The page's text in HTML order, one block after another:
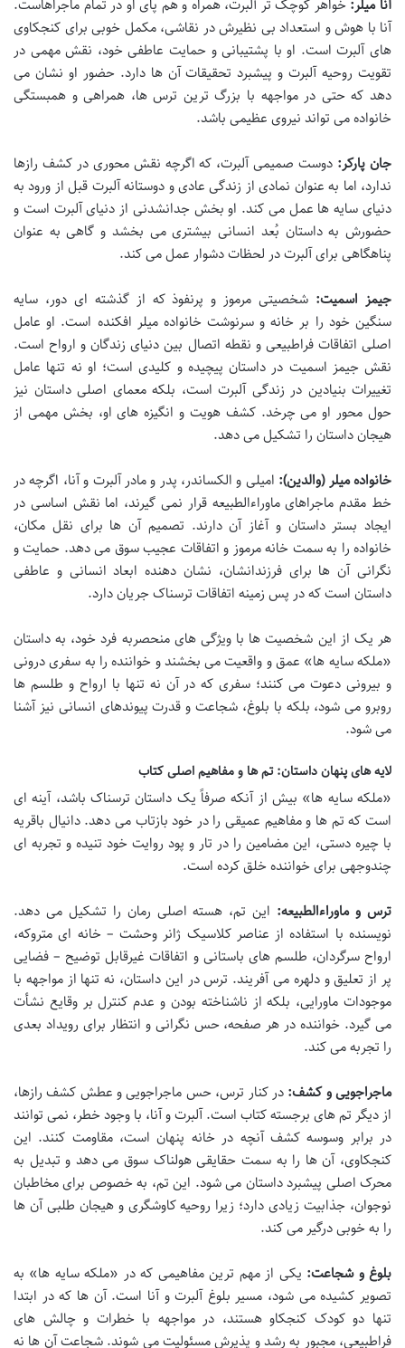
آنا میلر: خواهر کوچک تر آلبرت، همراه و هم پای او در تمام ماجراهاست.
آنا با هوش و استعداد بی نظیرش در نقاشی، مکمل خوبی برای کنجکاوی
های آلبرت است. او با پشتیبانی و حمایت عاطفی خود، نقش مهمی در
تقویت روحیه آلبرت و پیشبرد تحقیقات آن ها دارد. حضور او نشان می
دهد که حتی در مواجهه با بزرگ ترین ترس ها، همراهی و همبستگی
خانواده می تواند نیروی عظیمی باشد.
جان پارکر: دوست صمیمی آلبرت، که اگرچه نقش محوری در کشف رازها
ندارد، اما به عنوان نمادی از زندگی عادی و دوستانه آلبرت قبل از ورود به
دنیای سایه ها عمل می کند. او بخش جدانشدنی از دنیای آلبرت است و
حضورش به داستان بُعد انسانی بیشتری می بخشد و گاهی به عنوان
پناهگاهی برای آلبرت در لحظات دشوار عمل می کند.
جیمز اسمیت: شخصیتی مرموز و پرنفوذ که از گذشته ای دور، سایه
سنگین خود را بر خانه و سرنوشت خانواده میلر افکنده است. او عامل
اصلی اتفاقات فراطبیعی و نقطه اتصال بین دنیای زندگان و ارواح است.
نقش جیمز اسمیت در داستان پیچیده و کلیدی است؛ او نه تنها عامل
تغییرات بنیادین در زندگی آلبرت است، بلکه معمای اصلی داستان نیز
حول محور او می چرخد. کشف هویت و انگیزه های او، بخش مهمی از
هیجان داستان را تشکیل می دهد.
خانواده میلر (والدین): امیلی و الکساندر، پدر و مادر آلبرت و آنا، اگرچه در
خط مقدم ماجراهای ماوراءالطبیعه قرار نمی گیرند، اما نقش اساسی در
ایجاد بستر داستان و آغاز آن دارند. تصمیم آن ها برای نقل مکان،
خانواده را به سمت خانه مرموز و اتفاقات عجیب سوق می دهد. حمایت و
نگرانی آن ها برای فرزندانشان، نشان دهنده ابعاد انسانی و عاطفی
داستان است که در پس زمینه اتفاقات ترسناک جریان دارد.
هر یک از این شخصیت ها با ویژگی های منحصربه فرد خود، به داستان
«ملکه سایه ها» عمق و واقعیت می بخشند و خواننده را به سفری درونی
و بیرونی دعوت می کنند؛ سفری که در آن نه تنها با ارواح و طلسم ها
روبرو می شود، بلکه با بلوغ، شجاعت و قدرت پیوندهای انسانی نیز آشنا
می شود.
لایه های پنهان داستان: تم ها و مفاهیم اصلی کتاب
«ملکه سایه ها» بیش از آنکه صرفاً یک داستان ترسناک باشد، آینه ای
است که تم ها و مفاهیم عمیقی را در خود بازتاب می دهد. دانیال باقریه
با چیره دستی، این مضامین را در تار و پود روایت خود تنیده و تجربه ای
چندوجهی برای خواننده خلق کرده است.
ترس و ماوراءالطبیعه: این تم، هسته اصلی رمان را تشکیل می دهد.
نویسنده با استفاده از عناصر کلاسیک ژانر وحشت – خانه ای متروکه،
ارواح سرگردان، طلسم های باستانی و اتفاقات غیرقابل توضیح – فضایی
پر از تعلیق و دلهره می آفریند. ترس در این داستان، نه تنها از مواجهه با
موجودات ماورایی، بلکه از ناشناخته بودن و عدم کنترل بر وقایع نشأت
می گیرد. خواننده در هر صفحه، حس نگرانی و انتظار برای رویداد بعدی
را تجربه می کند.
ماجراجویی و کشف: در کنار ترس، حس ماجراجویی و عطش کشف رازها،
از دیگر تم های برجسته کتاب است. آلبرت و آنا، با وجود خطر، نمی توانند
در برابر وسوسه کشف آنچه در خانه پنهان است، مقاومت کنند. این
کنجکاوی، آن ها را به سمت حقایقی هولناک سوق می دهد و تبدیل به
محرک اصلی پیشبرد داستان می شود. این تم، به خصوص برای مخاطبان
نوجوان، جذابیت زیادی دارد؛ زیرا روحیه کاوشگری و هیجان طلبی آن ها
را به خوبی درگیر می کند.
بلوغ و شجاعت: یکی از مهم ترین مفاهیمی که در «ملکه سایه ها» به
تصویر کشیده می شود، مسیر بلوغ آلبرت و آنا است. آن ها که در ابتدا
تنها دو کودک کنجکاو هستند، در مواجهه با خطرات و چالش های
فراطبیعی، مجبور به رشد و پذیرش مسئولیت می شوند. شجاعت آن ها نه